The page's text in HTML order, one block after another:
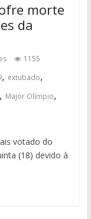
morte
da
1155
, extubado,
, Major Olímpio,
votado do
(18) devido à